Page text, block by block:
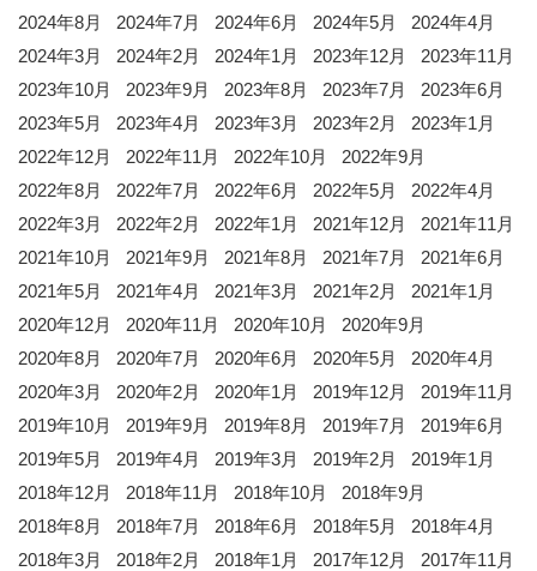
2024年8月
2024年7月 2024年6月 2024年5月
2024年4月
2024年3月
2024年2月 2024年1月 2023年12月
2023年11月
2023年10月
2023年9月 2023年8月 2023年7月
2023年6月
2023年5月
2023年4月 2023年3月 2023年2月
2023年1月
2022年12月
2022年11月 2022年10月
2022年9月
2022年8月
2022年7月 2022年6月 2022年5月
2022年4月
2022年3月
2022年2月 2022年1月 2021年12月
2021年11月
2021年10月
2021年9月 2021年8月 2021年7月
2021年6月
2021年5月
2021年4月 2021年3月 2021年2月
2021年1月
2020年12月
2020年11月 2020年10月
2020年9月
2020年8月
2020年7月 2020年6月 2020年5月
2020年4月
2020年3月
2020年2月 2020年1月 2019年12月
2019年11月
2019年10月
2019年9月 2019年8月 2019年7月
2019年6月
2019年5月
2019年4月 2019年3月 2019年2月
2019年1月
2018年12月
2018年11月 2018年10月
2018年9月
2018年8月
2018年7月 2018年6月 2018年5月
2018年4月
2018年3月
2018年2月 2018年1月 2017年12月
2017年11月